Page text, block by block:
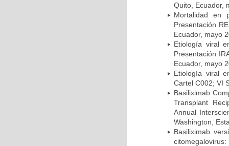
Quito, Ecuador,
Mortalidad en
Presentación
Ecuador, mayo
Etiología viral
Presentación
Ecuador, mayo
Etiología viral
Cartel C002; VI
Basiliximab
Transplant
Annual
Washington,
Basiliximab